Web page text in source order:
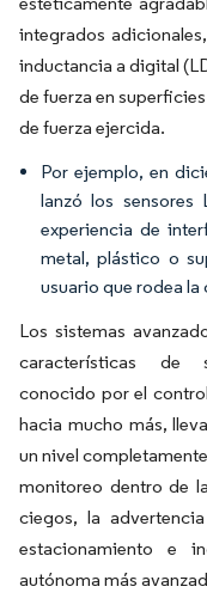
integrados
inductancia a digital
de fuerza en
de fuerza ejercida.
Por ejemplo, en
lanzó los sensores
experiencia de
metal, plástico o
usuario que rodea la
Los sistemas
características de
conocido por el
hacia mucho más,
un nivel
monitoreo dentro de
ciegos, la
estacionamiento e
autónoma más